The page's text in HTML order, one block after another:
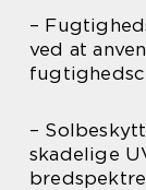
–
ved at
–
skadelige